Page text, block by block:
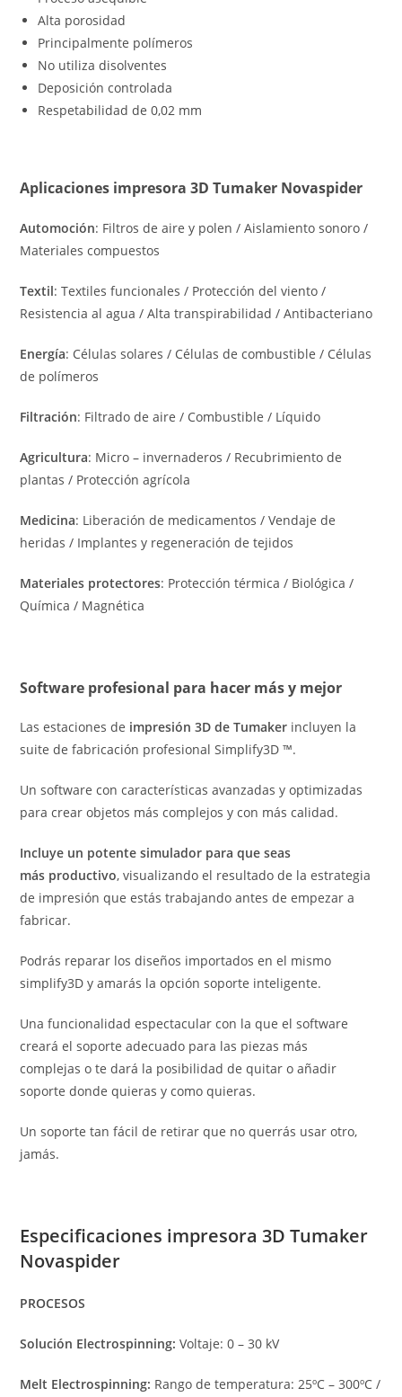
Alta porosidad
Principalmente polímeros
No utiliza disolventes
Deposición controlada
Respetabilidad de 0,02 mm
Aplicaciones impresora 3D Tumaker Novaspider
Automoción: Filtros de aire y polen / Aislamiento sonoro /
Materiales compuestos
Textil: Textiles funcionales / Protección del viento /
Resistencia al agua / Alta transpirabilidad / Antibacteriano
Energía: Células solares / Células de combustible / Células
de polímeros
Filtración: Filtrado de aire / Combustible / Líquido
Agricultura: Micro – invernaderos / Recubrimiento de
plantas / Protección agrícola
Medicina: Liberación de medicamentos / Vendaje de
heridas / Implantes y regeneración de tejidos
Materiales protectores: Protección térmica / Biológica /
Química / Magnética
Software profesional para hacer más y mejor
Las estaciones de impresión 3D de Tumaker incluyen la
suite de fabricación profesional Simplify3D ™.
Un software con características avanzadas y optimizadas
para crear objetos más complejos y con más calidad.
Incluye un potente simulador para que seas
más productivo, visualizando el resultado de la estrategia
de impresión que estás trabajando antes de empezar a
fabricar.
Podrás reparar los diseños importados en el mismo
simplify3D y amarás la opción soporte inteligente.
Una funcionalidad espectacular con la que el software
creará el soporte adecuado para las piezas más
complejas o te dará la posibilidad de quitar o añadir
soporte donde quieras y como quieras.
Un soporte tan fácil de retirar que no querrás usar otro,
jamás.
Especificaciones impresora 3D Tumaker
Novaspider
PROCESOS
Solución Electrospinning: Voltaje: 0 – 30 kV
Melt Electrospinning: Rango de temperatura: 25ºC – 300ºC /